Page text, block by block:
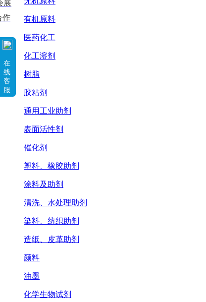
有机原料
医药化工
化工溶剂
树脂
胶粘剂
通用工业助剂
表面活性剂
催化剂
塑料、橡胶助剂
涂料及助剂
清洗、水处理助剂
染料、纺织助剂
造纸、皮革助剂
颜料
油墨
化学生物试剂
展
作
在
线
客
服